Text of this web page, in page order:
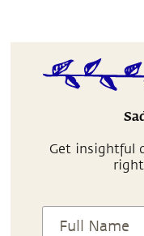
Get insightful